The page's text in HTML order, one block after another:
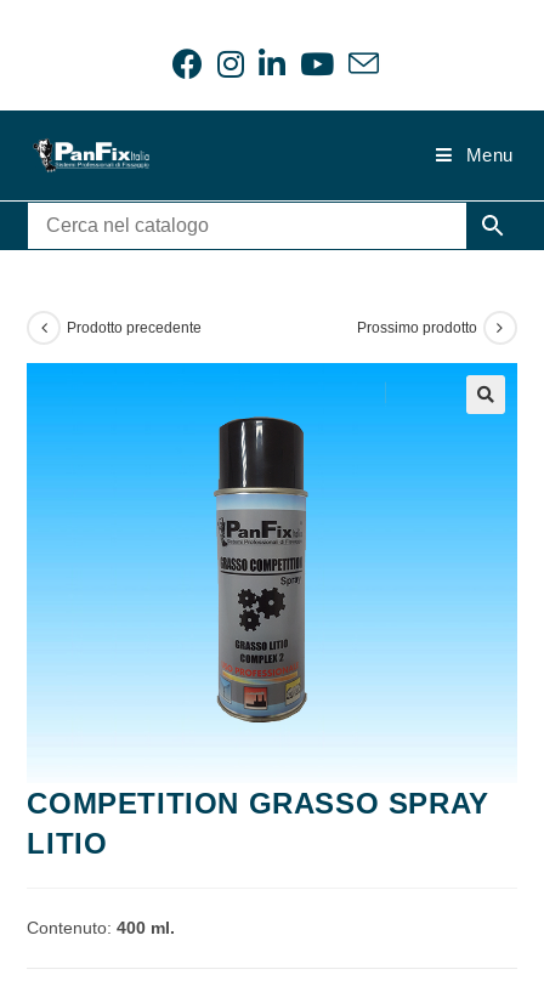
Menu
Prodotto precedente Prossimo prodotto
COMPETITION GRASSO SPRAY
LITIO
Contenuto:400 ml.